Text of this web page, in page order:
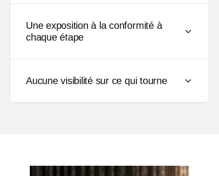
Une exposition à la conformité à
chaque étape
étape porte un poids réglementaire. Sans
règles métier appliquées et pistes d’audit
Aucune visibilité sur ce qui tourne